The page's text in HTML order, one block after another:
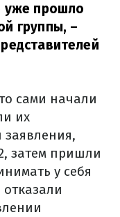
уже прошло
группы, –
сами начали
их
заявления,
затем пришли
у себя